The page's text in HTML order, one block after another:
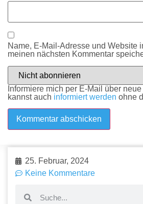
Name, E-Mail-Adresse und Website
meinen nächsten Kommentar
Informiere mich per E-Mail über
kannst auch informiert werden ohne
25. Februar, 2024
Keine Kommentare